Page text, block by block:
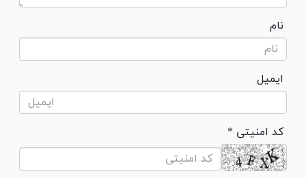
نام
ایمیل
* کد امنیتی